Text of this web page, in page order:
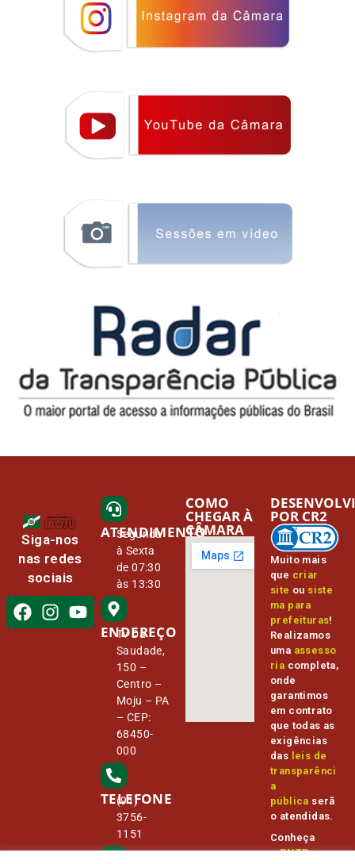
Siga-nos
nas redes
sociais
ATENDIMENTO
Segunda
à Sexta
de 07:30
às 13:30
ENDEREÇO
Tv Da
Saudade,
150 –
Centro –
Moju – PA
– CEP:
68450-
000
TELEFONE
(91)
3756-
1151
COMO
CHEGAR À
CÂMARA
Muito mais
que criar
site ou siste
ma para
prefeituras!
Realizamos
uma assesso
ria completa,
onde
garantimos
em contrato
que todas as
exigências
das leis de
transparênci
a
pública serã
o atendidas.
Conheça
oPNTPe
POR CR2